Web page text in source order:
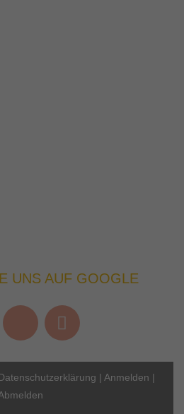
UNS AUF GOOGLE
| Anmelden |